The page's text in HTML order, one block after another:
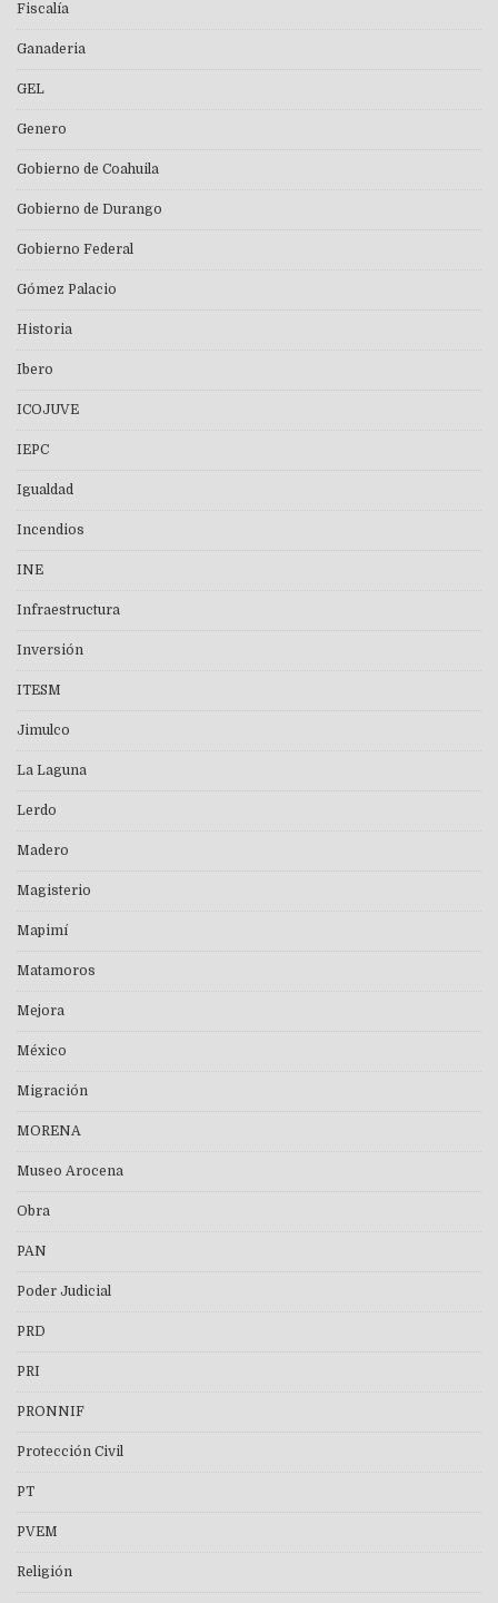
Fiscalía
Ganaderia
GEL
Genero
Gobierno de Coahuila
Gobierno de Durango
Gobierno Federal
Gómez Palacio
Historia
Ibero
ICOJUVE
IEPC
Igualdad
Incendios
INE
Infraestructura
Inversión
ITESM
Jimulco
La Laguna
Lerdo
Madero
Magisterio
Mapimí
Matamoros
Mejora
México
Migración
MORENA
Museo Arocena
Obra
PAN
Poder Judicial
PRD
PRI
PRONNIF
Protección Civil
PT
PVEM
Religión